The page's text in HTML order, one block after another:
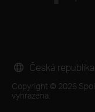
Copyright © 2026
vyhrazena.
Česká